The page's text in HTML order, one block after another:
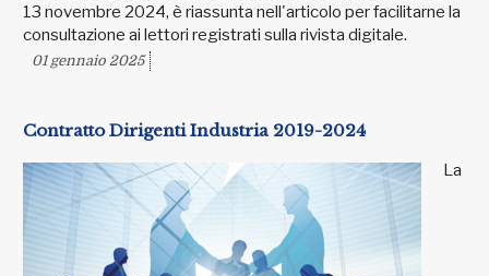
13 novembre 2024, è riassunta nell'articolo per facilitarne la
consultazione ai lettori registrati sulla rivista digitale.
01 gennaio 2025
Contratto Dirigenti Industria 2019-2024
La